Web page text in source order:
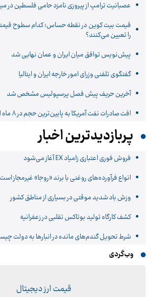
عصبانیت ترامپ از پیروزی نامزد حامی فلسطین در
را تعیین می‌کنند؟
پیش‌نویس توافق میان ایران و عمان نهایی شد
گفتگوی تلفنی وزرای امور خارجه ایران و ایتالیا
آخرین حریف پیش فصل پرسپولیس مشخص شد
افت صادرات نفت آمریکا به پایین‌ترین حجم در ۸ ماه اخیر
پربازدیدترین اخبار
فروش فوری اعتباری زامیاد EX آغاز می‌شود
انواع فرآورده‌های روغنی با برند «روجا» غیرمجاز است
وزش باد شدید موقتی در بسیاری از مناطق کشور
کشف کارگاه تولید بوتاکس تقلبی در زعفرانیه
شرط تحویل گندم‌های مانده در انبار‌ها به دولت
وب‌گردی
قیمت ارز دیجیتال